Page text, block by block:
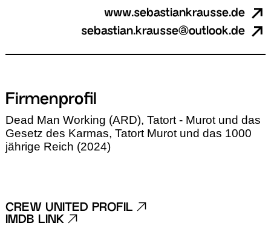
www.sebastiankrausse.de
sebastian.krausse@outlook.de
Firmenprofil
Dead Man Working (ARD), Tatort - Murot und das
Gesetz des Karmas, Tatort Murot und das 1000
jährige Reich (2024)
CREW UNITED PROFIL
IMDB LINK